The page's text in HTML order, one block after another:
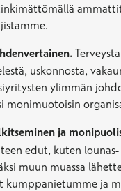
uskonnosta,
ylimmän
monimuotoisin
ja
edut, kuten
muun muassa
ja